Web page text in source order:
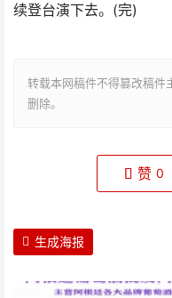
续登台演下去。(完)
转载本网稿件不得篡改稿件
删除。
赞 0
生成海报